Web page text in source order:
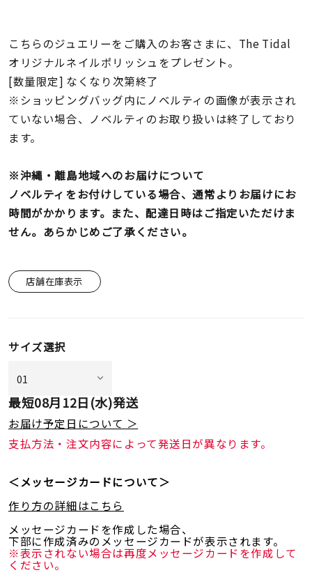
在庫 在庫ありのみ すべて表示
こちらのジュエリーをご購入のお客さまに、The Tidal
オリジナルネイルポリッシュをプレゼント。
[数量限定] なくなり次第終了
※ショッピングバッグ内にノベルティの画像が表示され
ていない場合、ノベルティのお取り扱いは終了しており
ます。
※沖縄・離島地域へのお届けについて
ノベルティをお付けしている場合、通常よりお届けにお
時間がかかります。また、配達日時はご指定いただけま
せん。あらかじめご了承ください。
店舗在庫表示
サイズ選択
最短08月12日(水)発送
お届け予定日について ＞
支払方法・注文内容によって発送日が異なります。
＜メッセージカードについて＞
作り方の詳細はこちら
メッセージカードを作成した場合、
下部に作成済みのメッセージカードが表示されます。
※表示されない場合は再度メッセージカードを作成して
ください。